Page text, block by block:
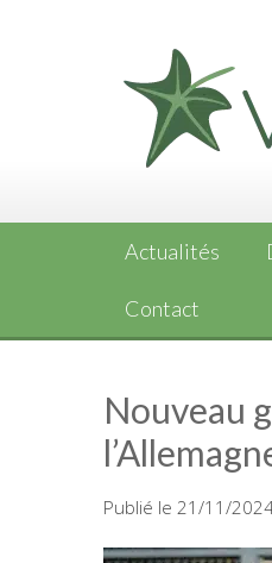
Actualités
Contact
Nouveau
Publié le 21/11/